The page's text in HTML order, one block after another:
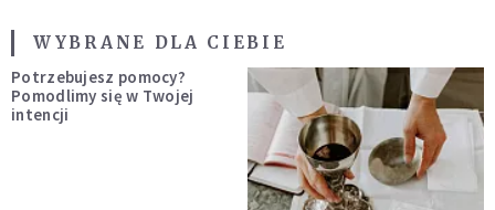
WYBRANE DLA CIEBIE
Potrzebujesz pomocy?
Pomodlimy się w Twojej
intencji